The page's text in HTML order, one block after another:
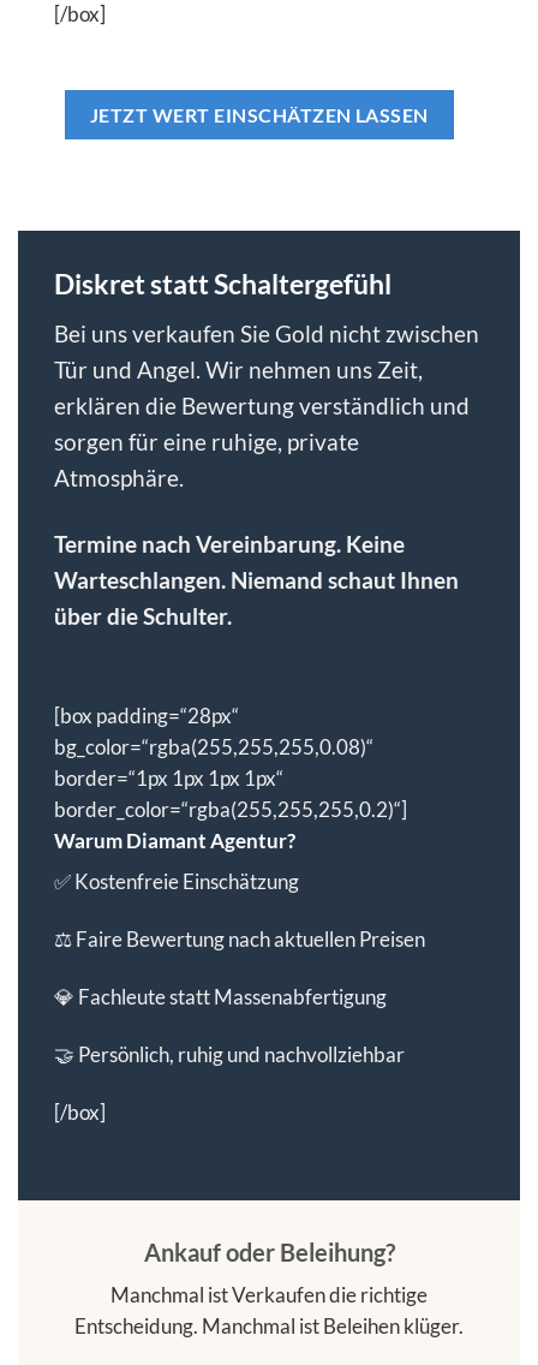
[/box]
JETZT WERT EINSCHÄTZEN LASSEN
Diskret statt Schaltergefühl
Bei uns verkaufen Sie Gold nicht zwischen
Tür und Angel. Wir nehmen uns Zeit,
erklären die Bewertung verständlich und
sorgen für eine ruhige, private
Atmosphäre.
Termine nach Vereinbarung. Keine
Warteschlangen. Niemand schaut Ihnen
über die Schulter.
[box padding=“28px“
bg_color=“rgba(255,255,255,0.08)“
border=“1px 1px 1px 1px“
border_color=“rgba(255,255,255,0.2)“]
Warum Diamant Agentur?
✅ Kostenfreie Einschätzung
⚖️ Faire Bewertung nach aktuellen Preisen
💎 Fachleute statt Massenabfertigung
🤝 Persönlich, ruhig und nachvollziehbar
[/box]
Ankauf oder Beleihung?
Manchmal ist Verkaufen die richtige
Entscheidung. Manchmal ist Beleihen klüger.